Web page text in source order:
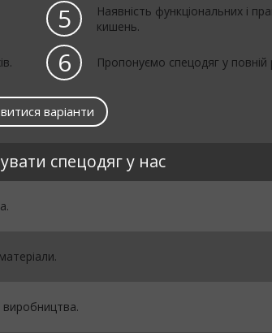
5
Наявність функціональних і
кишень.
6 Пропонуємо спецодяг у повній
варіанти
спецодяг у нас
виробництва.